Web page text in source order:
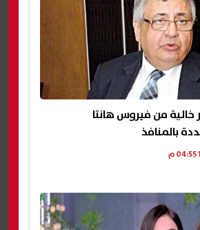
خالية من فيروس هانتا
بالمنافذ